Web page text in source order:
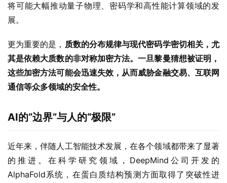
将可能大幅推动量子物理、密码学和高性能计算领域的发
展。
更为重要的是， 质数的分布规律与现代密码学密切相关，尤
其是依赖大质数的非对称加密方法。一旦黎曼猜想被证明，
这些加密方法可能会迅速失效，从而威胁金融交易、互联网
通信等众多领域的安全性。
AI的“边界”与人的“极限”
近年来，伴随人工智能技术发展，在各个领域都带来了显著
的推进。在科学研究领域，DeepMind公司开发的
AlphaFold系统，在蛋白质结构预测方面取得了突破性进